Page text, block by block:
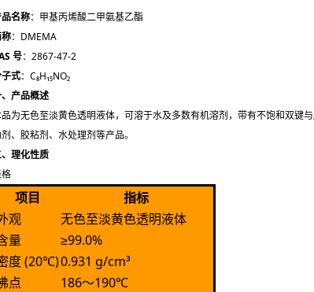
名称：甲基丙烯酸二甲氨基乙酯
：DMEMA
号：2867-47-2
式：C₈H₁₅NO₂
产品概述
为无色至淡黄色透明液体，可溶于水及多数有机溶剂，带有不饱和双键
、胶粘剂、水处理剂等产品。
理化性质
项目
指标
观
无色至淡黄色透明液体
量
≥99.0%
度 (20℃)0.931 g/cm³
点
186～190℃